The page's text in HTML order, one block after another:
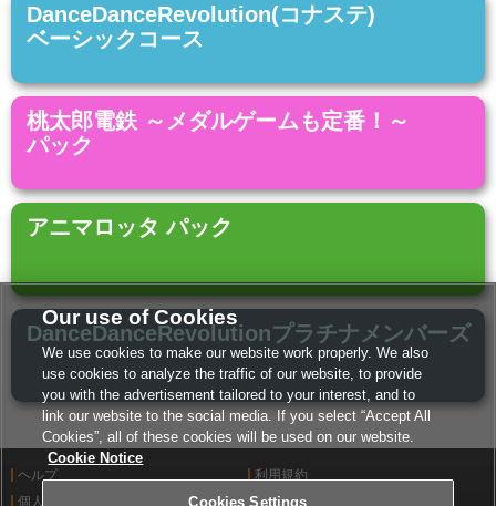
DanceDanceRevolution(コナステ)
ベーシックコース
桃太郎電鉄 ～メダルゲームも定番！～
パック
アニマロッタ パック
DanceDanceRevolutionプラチナメンバーズ
ヘルプ
利用規約
個人情報等保護方針
外部送信について
Our use of Cookies
We use cookies to make our website work properly. We also
use cookies to analyze the traffic of our website, to provide
you with the advertisement tailored to your interest, and to
link our website to the social media. If you select “Accept All
Cookies”, all of these cookies will be used on our website.
Cookie Notice
Cookies Settings